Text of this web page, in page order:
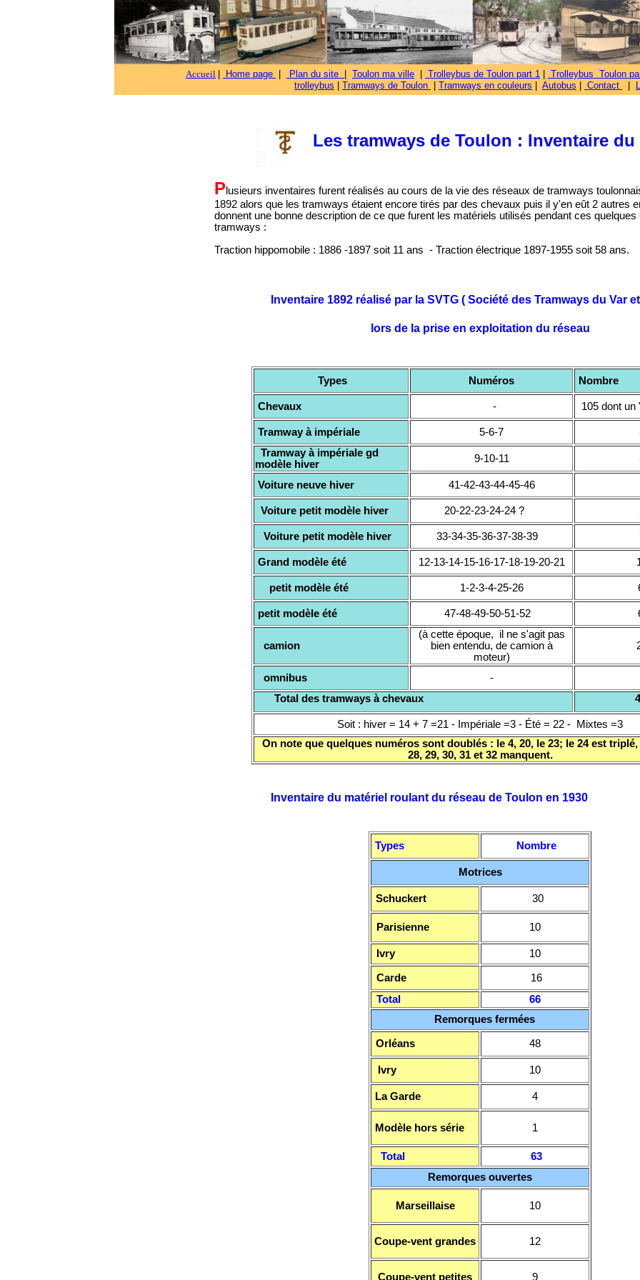
Accueil Home page Plan du site Toulon ma ville Trolleybus de Toulon part 1 Trolleybus Toulon
trolleybus
Tramways de Toulon Tramways en couleurs Autobus Contact
Les tramways de Toulon : Inventaire du
P lusieurs inventaires furent réalisés au cours de la vie des réseaux de tramways
1892 alors que les tramways étaient encore tirés par des chevaux puis il y'en eût 2 autres
donnent une bonne description de ce que furent les matériels utilisés pendant ces quelques
tramways :
Traction hippomobile : 1886 -1897 soit 11 ans - Traction électrique 1897-1955 soit 58 ans.
Inventaire 1892 réalisé par la SVTG ( Société des Tramways du Var
lors de la prise en exploitation du réseau
Types Numéros Nombre
Chevaux - 105 dont un
Tramway à impériale 5-6-7
Tramway à impériale gd
modèle hiver
9-10-11
Voiture neuve hiver 41-42-43-44-45-46
Voiture petit modèle hiver 20-22-23-24-24 ?
Voiture petit modèle hiver 33-34-35-36-37-38-39
Grand modèle été 12-13-14-15-16-17-18-19-20-21
petit modèle été 1-2-3-4-25-26
petit modèle été 47-48-49-50-51-52
camion
(à cette époque, il ne s'agit pas
bien entendu, de camion à
moteur)
omnibus -
Total des tramways à chevaux
Soit : hiver = 14 + 7 =21 - Impériale =3 - Été = 22 - Mixtes =3
On note que quelques numéros sont doublés : le 4, 20, le 23; le 24 est triplé,
28, 29, 30, 31 et 32 manquent.
Inventaire du matériel roulant du réseau de Toulon en 1930
Types Nombre
Motrices
Schuckert 30
Parisienne 10
Ivry 10
Carde
16
Total
66
Remorques fermées
Orléans 48
Ivry 10
La Garde 4
Modèle hors série 1
Total
63
Remorques ouvertes
Marseillaise 10
Coupe-vent grandes 12
Coupe-vent petites 9